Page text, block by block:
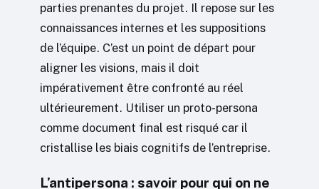
parties prenantes du projet. Il repose sur les
connaissances internes et les suppositions
de l’équipe. C’est un point de départ pour
aligner les visions, mais il doit
impérativement être confronté au réel
ultérieurement. Utiliser un proto-persona
comme document final est risqué car il
cristallise les biais cognitifs de l’entreprise.
L’antipersona : savoir pour qui on ne